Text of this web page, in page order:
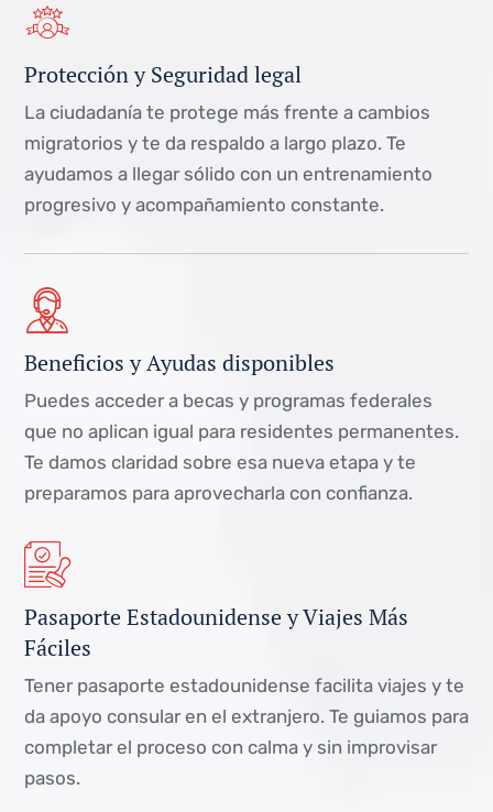
Protección y Seguridad legal
La ciudadanía te protege más frente a cambios
migratorios y te da respaldo a largo plazo. Te
ayudamos a llegar sólido con un entrenamiento
progresivo y acompañamiento constante.
Beneficios y Ayudas disponibles
Puedes acceder a becas y programas federales
que no aplican igual para residentes permanentes.
Te damos claridad sobre esa nueva etapa y te
preparamos para aprovecharla con confianza.
Pasaporte Estadounidense y Viajes Más
Fáciles
Tener pasaporte estadounidense facilita viajes y te
da apoyo consular en el extranjero. Te guiamos para
completar el proceso con calma y sin improvisar
pasos.